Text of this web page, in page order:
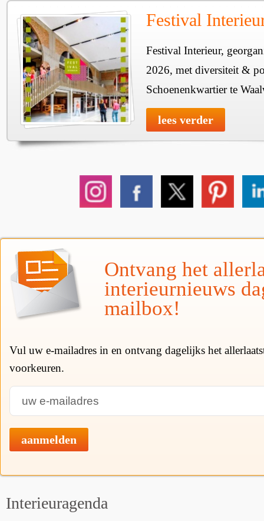
Festival
Festival Interieur,
2026, met diversiteit &
Schoenenkwartier te
lees verder
Ontvang het
interieurnieuws
mailbox!
Vul uw e-mailadres in en ontvang dagelijks het
voorkeuren.
aanmelden
Interieuragenda